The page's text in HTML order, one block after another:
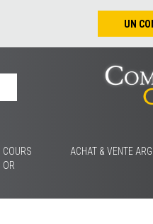
UN
COURS
OR
ACHAT & VENTE